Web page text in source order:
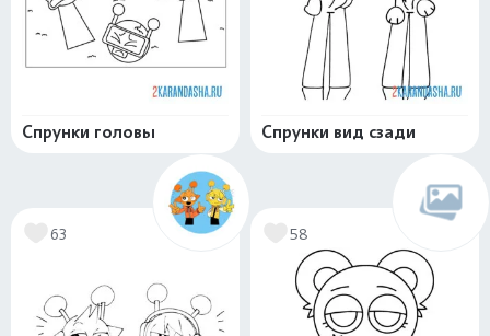
Спрунки головы Спрунки вид сзади
63 58